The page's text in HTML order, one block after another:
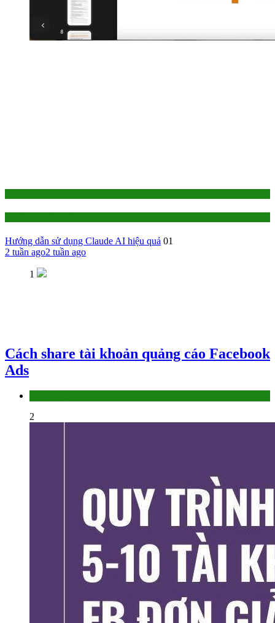
Hướng dẫn sử dụng Claude AI hiệu quả 01
2 tuần ago2 tuần ago
1
Cách share tài khoản quảng cáo Facebook
Ads
2